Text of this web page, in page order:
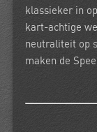
klassieker in
kart-achtige
neutraliteit op
maken de